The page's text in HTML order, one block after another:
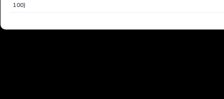
100)